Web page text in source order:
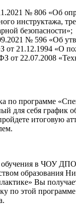
№ 806 «Об
инструктажа,
безопасности»;
№ 596 «Об
21.12.1994 «О
от 22.07.2008
по программе
для себя график
итоговую
в ЧОУ ДПО
образования
Вы
по этой